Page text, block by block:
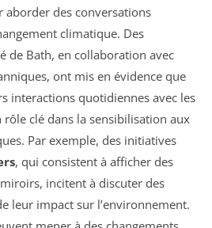
aborder des conversations
climatique. Des
de Bath, en collaboration avec
ont mis en évidence que
interactions quotidiennes avec les
clé dans la sensibilisation aux
Par exemple, des initiatives
, qui consistent à afficher des
incitent à discuter des
leur impact sur l’environnement.